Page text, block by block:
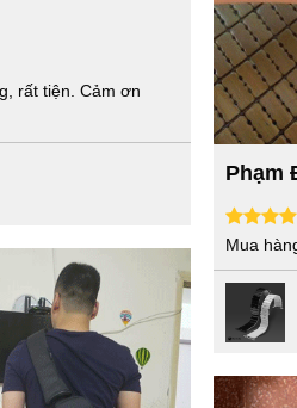
rất tiện. Cảm ơn
Phạm
Mua